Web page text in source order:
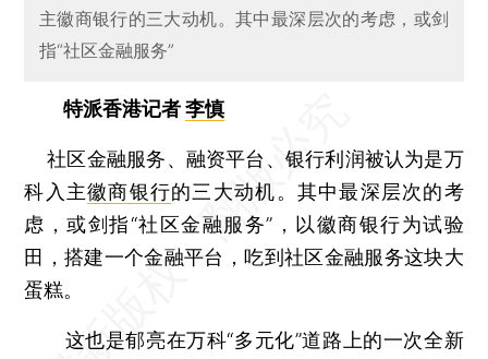
主徽商银行的三大动机。其中最深层次的考虑，或剑
指“社区金融服务”
特派香港记者李慎
社区金融服务、融资平台、银行利润被认为是万
科入主徽商银行的三大动机。其中最深层次的考
虑，或剑指“社区金融服务”，以徽商银行为试验
田，搭建一个金融平台，吃到社区金融服务这块大
蛋糕。
这也是郁亮在万科“多元化”道路上的一次全新